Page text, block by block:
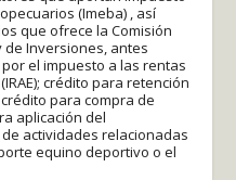
(Imeba) , así
que ofrece la Comisión
de Inversiones, antes
el impuesto a las rentas
crédito para retención
para compra de
aplicación del
actividades relacionadas
equino deportivo o el